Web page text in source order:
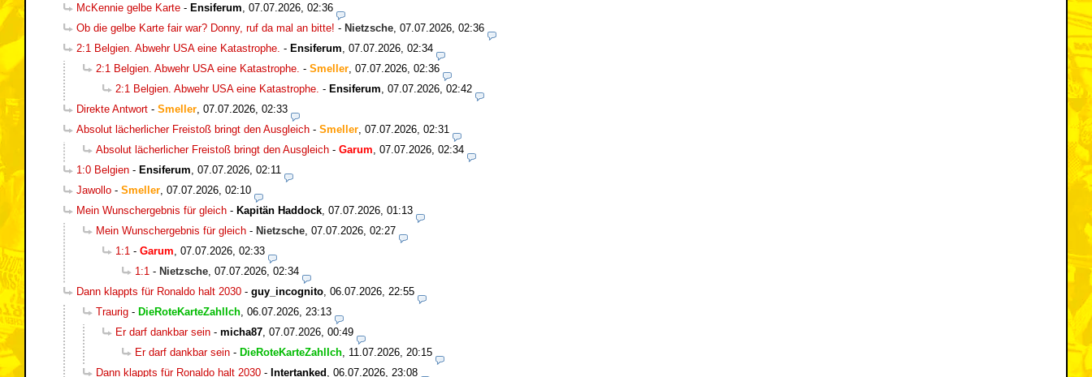
McKennie gelbe Karte - Ensiferum 07.07.2026, 02:36
Ob die gelbe Karte fair war? Donny, ruf da mal an bitte! - Nietzsche 07.07.2026, 02:36
2:1 Belgien. Abwehr USA eine Katastrophe. - Ensiferum 07.07.2026, 02:34
2:1 Belgien. Abwehr USA eine Katastrophe. - Smeller 07.07.2026, 02:36
2:1 Belgien. Abwehr USA eine Katastrophe. - Ensiferum 07.07.2026, 02:42
Direkte Antwort - Smeller 07.07.2026, 02:33
Absolut lächerlicher Freistoß bringt den Ausgleich - Smeller 07.07.2026, 02:31
Absolut lächerlicher Freistoß bringt den Ausgleich - Garum 07.07.2026, 02:34
1:0 Belgien - Ensiferum 07.07.2026, 02:11
Jawollo - Smeller 07.07.2026, 02:10
Mein Wunschergebnis für gleich - Kapitän Haddock 07.07.2026, 01:13
Mein Wunschergebnis für gleich - Nietzsche 07.07.2026, 02:27
1:1 - Garum 07.07.2026, 02:33
1:1 - Nietzsche 07.07.2026, 02:34
Dann klappts für Ronaldo halt 2030 - guy_incognito 06.07.2026, 22:55
Traurig - DieRoteKarteZahlIch 06.07.2026, 23:13
Er darf dankbar sein - micha87 07.07.2026, 00:49
Er darf dankbar sein - DieRoteKarteZahlIch 11.07.2026, 20:15
Dann klappts für Ronaldo halt 2030 - Intertanked 06.07.2026, 23:08